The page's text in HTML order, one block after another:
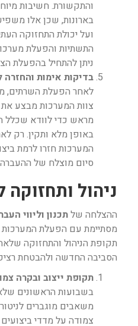
והתקשורת. חשיבות
בארונות, שכן אלו
ועל יכולת התחזוקה
התשתיות והפעלת
ניתן להתחיל בהפעלת
בדיקות אימות והחזרה
לאחר הפעלת השרתים,
צוות המערכות מבצע
מראש כדי לוודא שכלל
באופן מלא ותקין. רק
המערכות חזרו לרמת
סיום מוצלח של
ניהול
ההצלחה שלתכנון וליווי
מסתיימת עם הפעלת
תקופת הניהול והתחזוקה
הסביבה החדשה ולהבטחת
תקופת ייצוב ובקרה
בשבועות הראשונים
משאבים מוגברים